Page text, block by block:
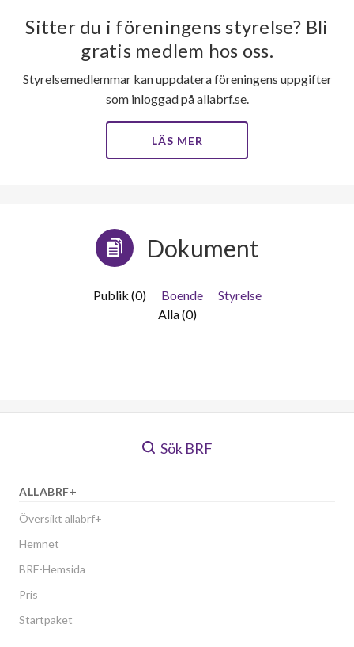
Sitter du i föreningens styrelse? Bli
gratis medlem hos oss.
Styrelsemedlemmar kan uppdatera föreningens uppgifter
som inloggad på allabrf.se.
LÄS MER
Dokument
Publik (0) Boende
Styrelse
Alla (0)
Sök BRF
ALLABRF+
Översikt allabrf+
Hemnet
BRF-Hemsida
Pris
Startpaket